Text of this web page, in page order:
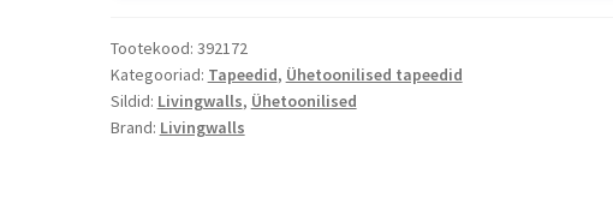
Tootekood: 392172
Kategooriad: Tapeedid, Ühetoonilised tapeedid
Sildid: Livingwalls, Ühetoonilised
Brand: Livingwalls